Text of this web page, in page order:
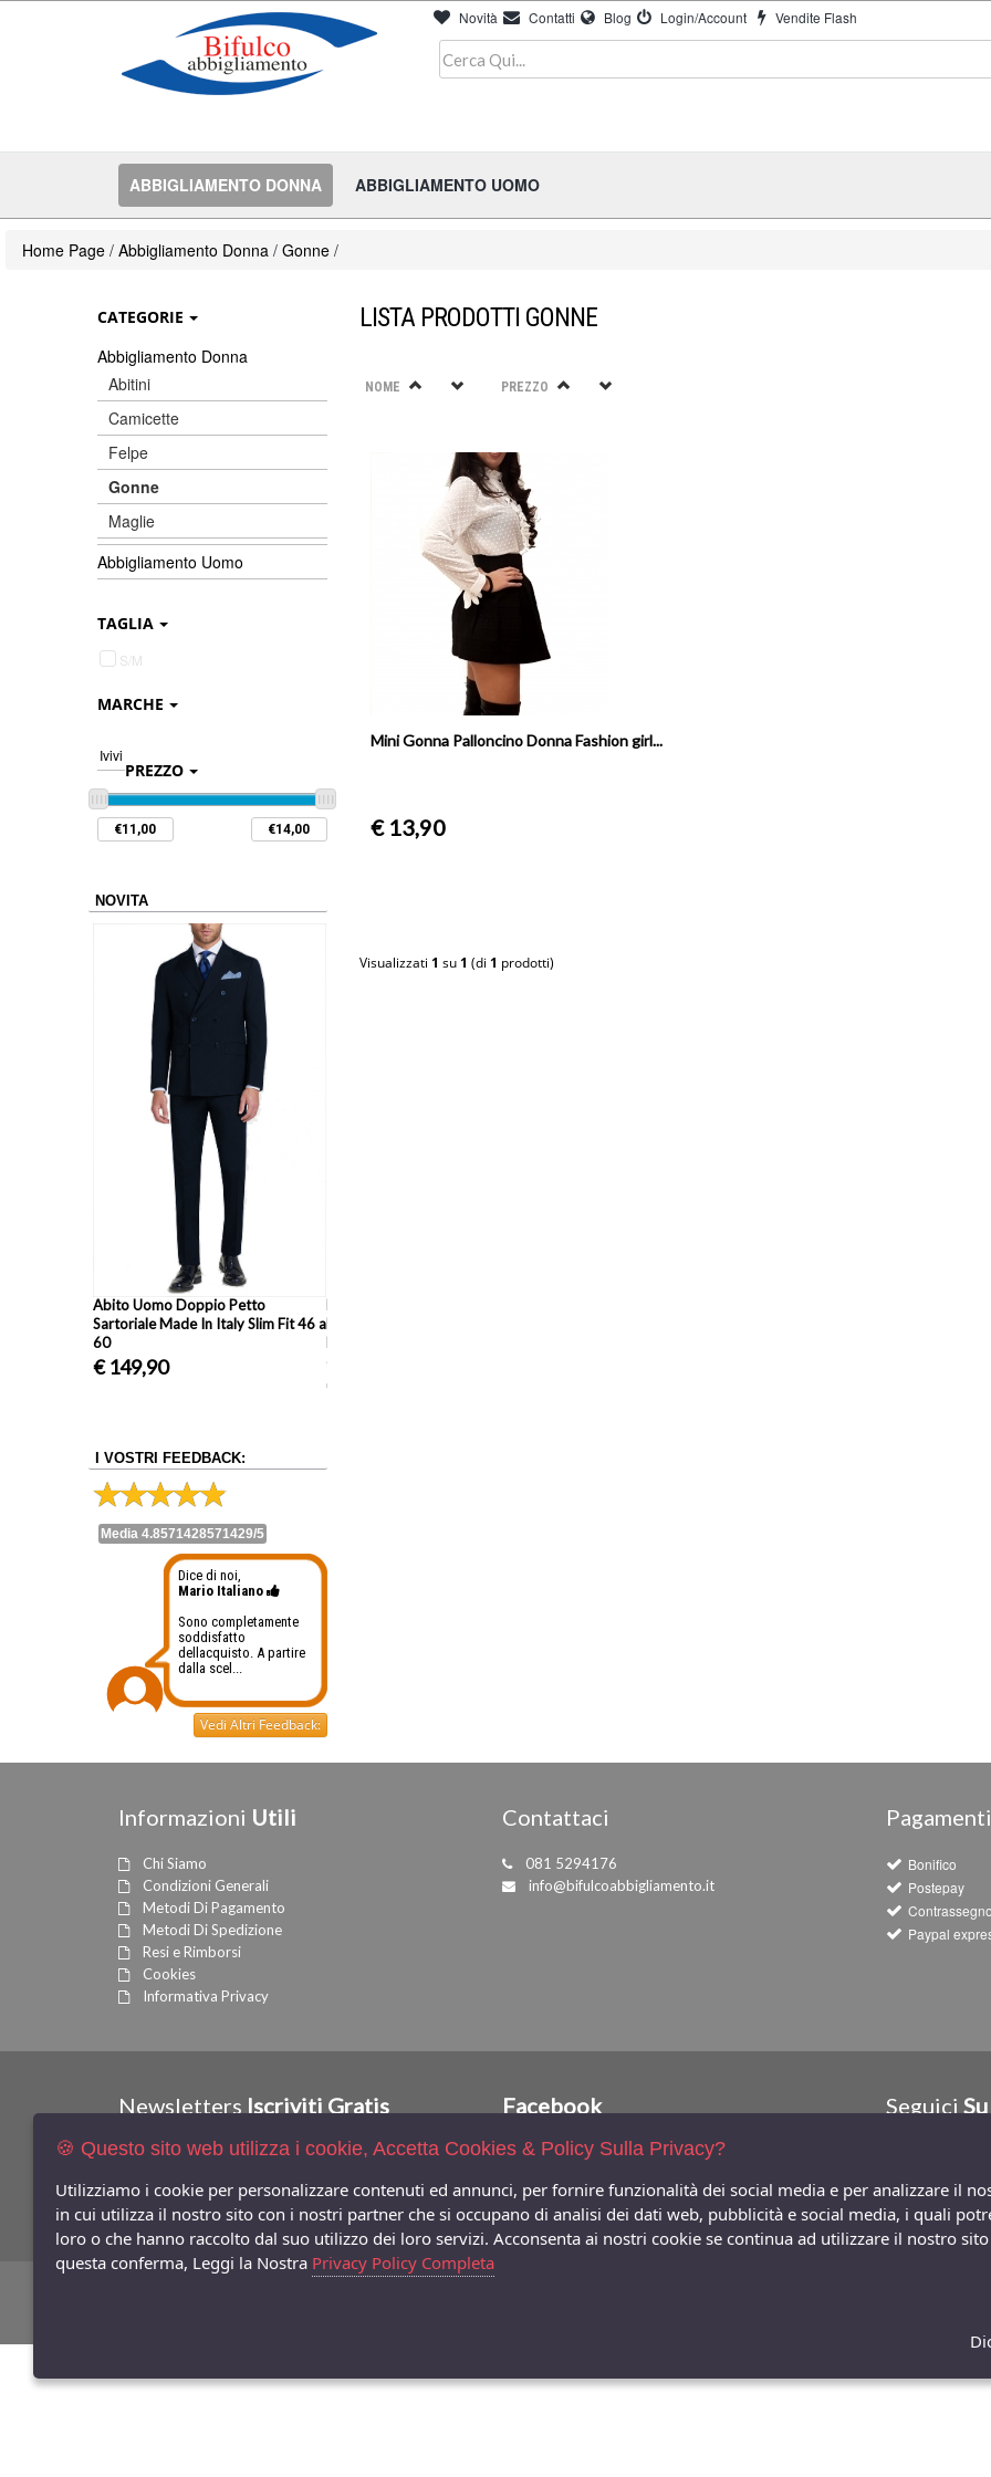
Novità Contatti Blog Login/Account Vendite Flash
ABBIGLIAMENTO DONNA ABBIGLIAMENTO UOMO
Home Page / Abbigliamento Donna / Gonne /
CATEGORIE
Abbigliamento Donna
Abitini
Camicette
Felpe
Gonne
Maglie
Abbigliamento Uomo
TAGLIA
S/M
MARCHE
Ivivi
PREZZO
NOVITA
Abito Uomo Doppio Petto
Sartoriale Made In Italy Slim Fit 46 a
60
€ 149,90
dalla 46 alla 62 vari colori
€ 34,99
I VOSTRI FEEDBACK:
Media 4.8571428571429/5
Dice di noi,
Mario Italiano
Sono completamente
soddisfatto
dellacquisto. A partire
dalla scel...
Vedi Altri Feedback:
LISTA PRODOTTI GONNE
NOME PREZZO
Mini Gonna Palloncino Donna Fashion girl...
€ 13,90
Visualizzati 1 su 1 (di 1 prodotti)
Informazioni Utili
Chi Siamo
Condizioni Generali
Metodi Di Pagamento
Metodi Di Spedizione
Resi e Rimborsi
Cookies
Informativa Privacy
Contattaci
081 5294176
info@bifulcoabbigliamento.it
Pagamenti
Bonifico
Postepay
Paypal
Newsletters Iscriviti Gratis
Indica qui la tua email per ricevere sconti e newsletter.
Consenso Privacy
Facebook Seguici Su
🍪 Questo sito web utilizza i cookie, Accetta Cookies & Policy Sulla Privacy?
Utilizziamo i cookie per personalizzare contenuti ed annunci, per fornire funzionalità dei social media e per analizzare il
in cui utilizza il nostro sito con i nostri partner che si occupano di analisi dei dati web, pubblicità e social media, i quali
loro o che hanno raccolto dal suo utilizzo dei loro servizi. Acconsenta ai nostri cookie se continua ad utilizzare il nostro
questa conferma, Leggi la Nostra Privacy Policy Completa